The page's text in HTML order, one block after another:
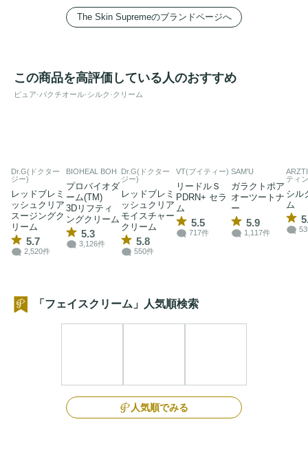
The Skin Supremeのブランドページへ
この商品を高評価している人のおすすめ
ピュア·バクチオール·シルク·クリーム
Dr.G(ドクター
ジー)
レッドブレミ
ッシュクリア
スージングク
リーム
5.7
2,520件
BIOHEAL BOH
プロバイオダ
ーム(TM)
3Dリフティ
ングクリーム
5.3
3,126件
Dr.G(ドクター
ジー)
レッドブレミ
ッシュクリア
モイスチャー
クリーム
5.8
550件
VT(ブイティー)
リードルＳ
PDRN+ セラ
ム
5.5
717件
SAM'U
ガラクトポア
オーツートナ
ー
5.9
1,117件
ティ
シル
ム
「フェイスクリーム」人気順検索
人気順でみる